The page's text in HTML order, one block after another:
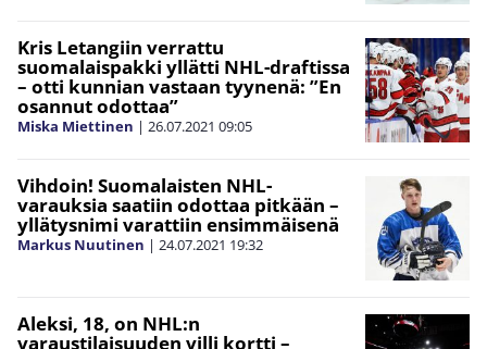
Kris Letangiin verrattu
suomalaispakki yllätti NHL-draftissa
– otti kunnian vastaan tyynenä: ”En
osannut odottaa”
Miska Miettinen | 26.07.2021 09:05
Vihdoin! Suomalaisten NHL-
varauksia saatiin odottaa pitkään –
yllätysnimi varattiin ensimmäisenä
Markus Nuutinen | 24.07.2021 19:32
Aleksi, 18, on NHL:n
varaustilaisuuden villi kortti –